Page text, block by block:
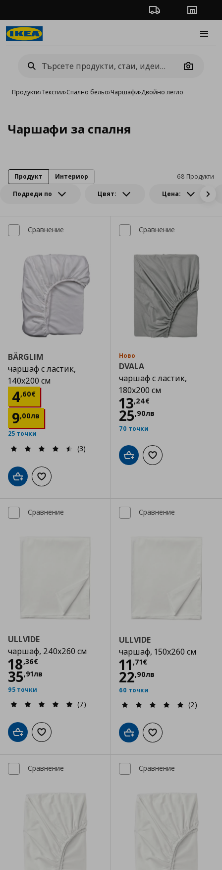
Проследяване на
Camera
Продукти›Текстил›Спално бельо›Чаршафи›Двойно легло
Чаршафи за спалня
Подреди по Цвят: Цена:
68 Продукти
Продукт Интериор
Сравнение
BÄRGLIM
чаршаф с ластик,
140x200 см
4,60€
Цена
9,00лв
25 точки
(3)
Добави в кошницата
Добави към списъка с любими
Сравнение
Ново
DVALA
чаршаф с ластик,
180x200 см
13,24€
Цена
25,90лв
70 точки
Добави в кошницата
Добави към
Сравнение
ULLVIDE
чаршаф, 240x260 см
18,36€
Цена
35,91лв
95 точки
(7)
Добави в кошницата
Добави към списъка с любими
Сравнение
ULLVIDE
чаршаф, 150x260 см
11 ,71€
Цена
22,90лв
60 точки
(2)
Добави в кошницата
Добави към
Сравнение Сравнение